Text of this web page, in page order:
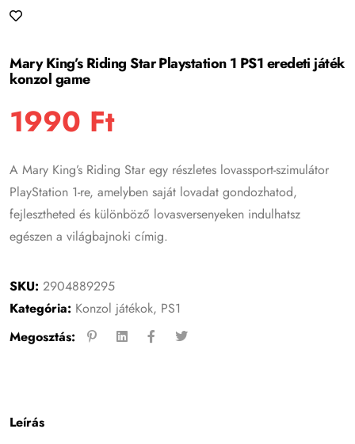
Mary King’s Riding Star Playstation 1 PS1 eredeti játék
konzol game
1990 Ft
A Mary King’s Riding Star egy részletes lovassport-szimulátor
PlayStation 1-re, amelyben saját lovadat gondozhatod,
fejlesztheted és különböző lovasversenyeken indulhatsz
egészen a világbajnoki címig.
SKU:2904889295
Kategória: Konzol játékok, PS1
Megosztás:
Leírás